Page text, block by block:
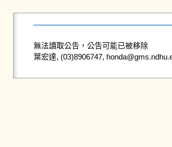
無法讀取公告，公告可能已被移除
葉宏達, (03)8906747,